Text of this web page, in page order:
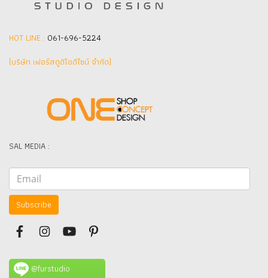
HOT LINE : 061-696-5224
(บริษัท เฟอร์สตูดิโอดีไซน์ จำกัด]
SAL MEDIA :
Subscribe
@furstudio